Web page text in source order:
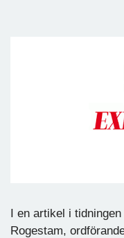
I en artikel i
Rogestam,